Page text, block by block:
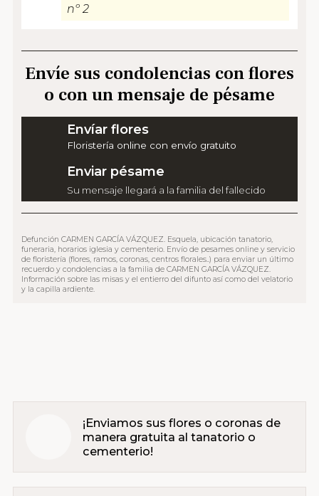
nº 2
Envíe sus condolencias con flores
o con un mensaje de pésame
Envíar flores
Floristería online con envío gratuito
Enviar pésame
Su mensaje llegará a la familia del fallecido
Defunción CARMEN GARCÍA VÁZQUEZ. Esquela, ubicación tanatorio,
funeraria, horarios iglesia y cementerio. Envío de pesames online y servicio
de floristería (flores, ramos, coronas, centros florales..) para enviar un último
recuerdo y condolencias a la familia de CARMEN GARCÍA VÁZQUEZ.
Información sobre las misas y el entierro del difunto así como del velatorio
y la capilla ardiente.
¡Enviamos sus flores o coronas de
manera gratuita al tanatorio o
cementerio!